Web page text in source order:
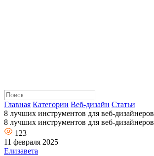
Главная Категории Веб-дизайн Статьи
8 лучших инструментов для веб-дизайнеров
8 лучших инструментов для веб-дизайнеров
123
11 февраля 2025
Елизавета